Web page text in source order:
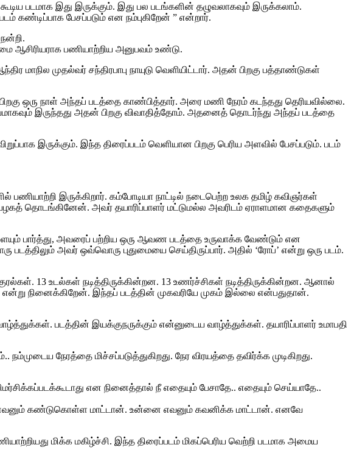
படமாக இது இருக்கும். இது பல படங்களின் தழுவலாகவும் இருக்கலாம்.
கண்டிப்பாக பேசப்படும் என நம்புகிறேன் ” என்றார்.
ஆசிரியராக பணியாற்றிய அனுபவம் உண்டு.
முதல்வர் சந்திரபாபு நாயுடு வெளியிட்டார். அதன் பிறகு பத்தாண்டுகள்
ஒரு நாள் அந்தப் படத்தை காண்பித்தார். அரை மணி நேரம் கடந்தது தெரியவில்லை.
இருந்தது அதன் பிறகு விவாதித்தோம். அதனைத் தொடர்ந்து அந்தப் படத்தை
இருக்கும். இந்த திரைப்படம் வெளியான பிறகு பெரிய அளவில் பேசப்படும். படம்
பணியாற்றி இருக்கிறார். கம்போடியா நாட்டில் நடைபெற்ற உலக தமிழ் கவிஞர்கள்
பழகத் தொடங்கினேன். அவர் தயாரிப்பாளர் மட்டுமல்ல அவரிடம் ஏராளமான கதைகளும்
பார்த்து, அவரைப் பற்றிய ஒரு ஆவண படத்தை உருவாக்க வேண்டும் என
படத்திலும் அவர் ஒவ்வொரு புதுமையை செய்திருப்பார். அதில் ‘ரோப்’ என்று ஒரு படம்.
13 உடல்கள் நடித்திருக்கின்றன. 13 உணர்ச்சிகள் நடித்திருக்கின்றன. ஆனால்
என்று நினைக்கிறேன். இந்தப் படத்தின் முகவரியே முகம் இல்லை என்பதுதான்.
படத்தின் இயக்குநருக்கும் என்னுடைய வாழ்த்துக்கள். தயாரிப்பாளர் உமாபதி
நேரத்தை மிச்சப்படுத்துகிறது. நேர விரயத்தை தவிர்க்க முடிகிறது.
என நினைத்தால் நீ எதையும் பேசாதே.. எதையும் செய்யாதே..
எவனும் கண்டுகொள்ள மாட்டான். உன்னை எவனும் கவனிக்க மாட்டான். எனவே
மிக்க மகிழ்ச்சி. இந்த திரைப்படம் மிகப்பெரிய வெற்றி படமாக அமைய